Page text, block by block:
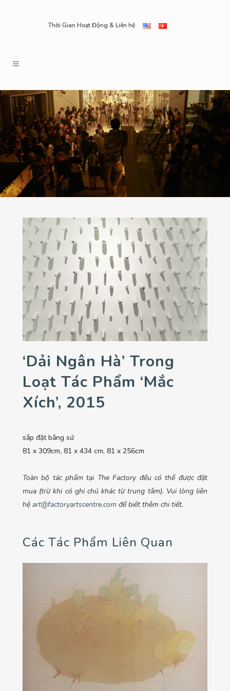
Thời Gian Hoạt Động & Liên hệ
‘Dải Ngân Hà’ Trong
Loạt Tác Phẩm ‘Mắc
Xích’, 2015
sắp đặt bằng sứ
81 x 309cm, 81 x 434 cm, 81 x 256cm
Toàn bộ tác phẩm tại The Factory đều có thể được đặt
mua (trừ khi có ghi chú khác từ trung tâm). Vui lòng liên
hệ art@factoryartscentre.com để biết thêm chi tiết.
Các Tác Phẩm Liên Quan